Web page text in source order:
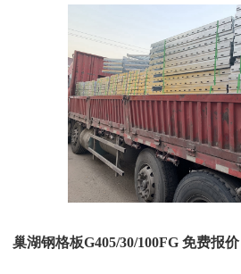
巢湖钢格板G405/30/100FG 免费报价